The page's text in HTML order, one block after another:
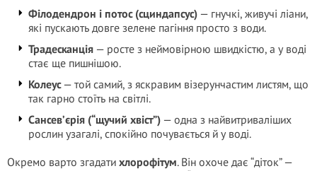
Філодендрон і потос (сциндапсус) — гнучкі, живучі ліани,
які пускають довге зелене пагіння просто з води.
Традесканція — росте з неймовірною швидкістю, а у воді
стає ще пишнішою.
Колеус— той самий, з яскравим візерунчастим листям, що
так гарно стоїть на світлі.
Сансев’єрія (“щучий хвіст”) — одна з найвитриваліших
рослин узагалі, спокійно почувається й у воді.
Окремо варто згадати хлорофітум. Він охоче дає “діток” —